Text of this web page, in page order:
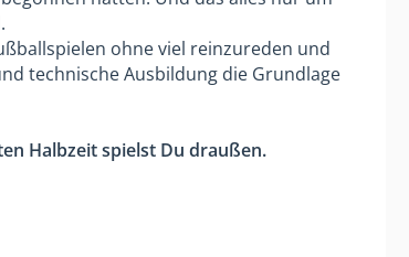
keine
mal ein oder mehrere
die weniger weit
Vereinsspieler in der C-
haben nicht aufgehört,
meines
ohne viel reinzureden und
technische Ausbildung die Grundlage
Halbzeit spielst Du draußen.